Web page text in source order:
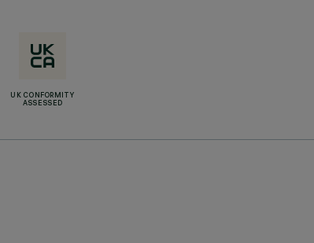
UK CONFORMITY
ASSESSED